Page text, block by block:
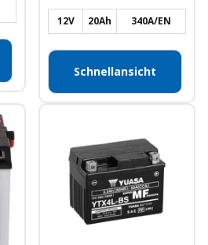
12V 20Ah 340A/EN
Schnellansicht